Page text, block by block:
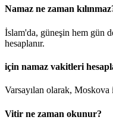
Namaz ne zaman
İslam'da, güneşin hem gün
hesaplanır.
için namaz vakitleri
Varsayılan olarak,
Vitir ne zaman okunur?